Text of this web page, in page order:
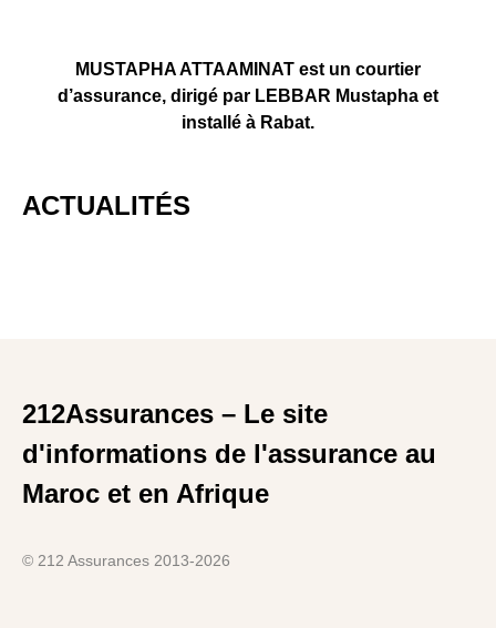
MUSTAPHA ATTAAMINAT est un courtier
d’assurance, dirigé par LEBBAR Mustapha et
installé à Rabat.
ACTUALITÉS
212Assurances – Le site
d'informations de l'assurance au
Maroc et en Afrique
© 212 Assurances 2013-2026